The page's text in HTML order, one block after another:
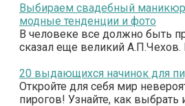
Выбираем свадебный
модные тенденции и фото
В человеке все должно быть
сказал еще великий А.П.Чехов.
20 выдающихся начинок для
Откройте для себя мир
пирогов! Узнайте, как выбрать